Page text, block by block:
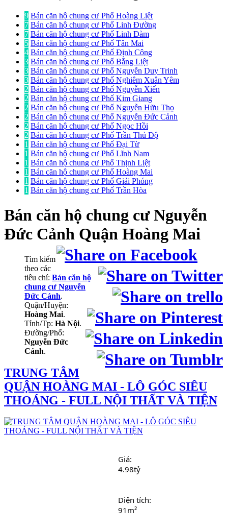
9 Bán căn hộ chung cư Phố Hoàng Liệt
7 Bán căn hộ chung cư Phố Linh Đường
7 Bán căn hộ chung cư Phố Linh Đàm
5 Bán căn hộ chung cư Phố Tân Mai
4 Bán căn hộ chung cư Phố Định Công
3 Bán căn hộ chung cư Phố Bằng Liệt
3 Bán căn hộ chung cư Phố Nguyễn Duy Trinh
3 Bán căn hộ chung cư Phố Nghiêm Xuân Yêm
2 Bán căn hộ chung cư Phố Nguyễn Xiển
2 Bán căn hộ chung cư Phố Kim Giang
2 Bán căn hộ chung cư Phố Nguyễn Hữu Thọ
2 Bán căn hộ chung cư Phố Nguyễn Đức Cảnh
2 Bán căn hộ chung cư Phố Ngọc Hồi
2 Bán căn hộ chung cư Phố Trần Thủ Độ
1 Bán căn hộ chung cư Phố Đại Từ
1 Bán căn hộ chung cư Phố Lĩnh Nam
1 Bán căn hộ chung cư Phố Thịnh Liệt
1 Bán căn hộ chung cư Phố Hoàng Mai
1 Bán căn hộ chung cư Phố Giải Phóng
1 Bán căn hộ chung cư Phố Trần Hòa
Bán căn hộ chung cưNguyễn
Đức Cảnh Quận Hoàng Mai
Tìm kiếm
theo các
tiêu chí: Bán căn hộ
chung cư Nguyễn
Đức Cảnh.
Quận/Huyện:
Hoàng Mai.
Tỉnh/Tp: Hà Nội.
Đường/Phố:
Nguyễn Đức
Cảnh.
TRUNG TÂM
QUẬN HOÀNG MAI - LÔ GÓC SIÊU
THOÁNG - FULL NỘI THẤT VÀ TIỆN
Giá:
4.98tỷ
Diện tích:
91m²